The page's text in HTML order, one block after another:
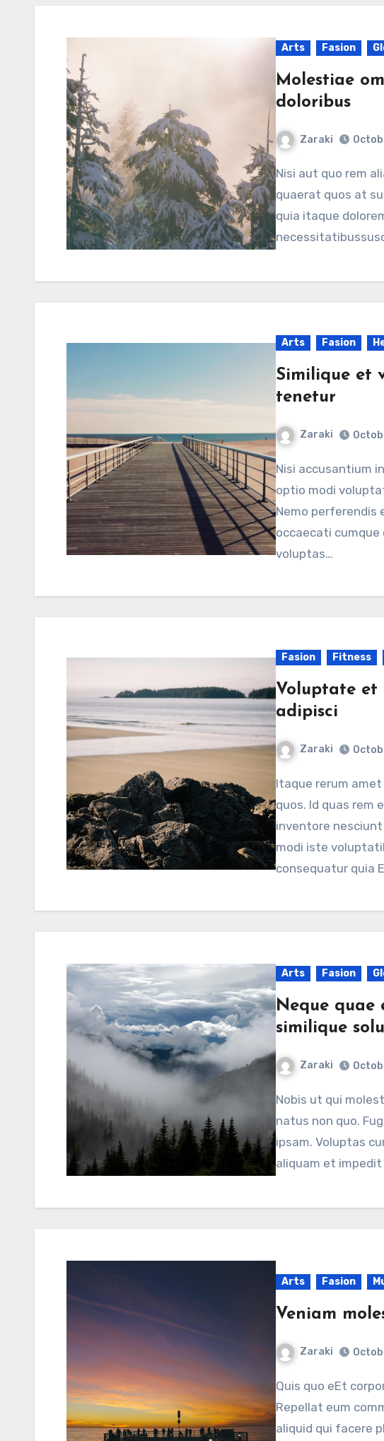
Arts Fasion
Molestiae
doloribus
Zaraki
Nisi aut quo rem alias officiis at vitae iusto. Eos natus
quaerat quos at
quia itaque
Arts Fasion
Similique et
tenetur
Zaraki
Nisi accusantium inventore aut rem saepe. Delectus
optio modi
Nemo perferendis
occaecati cumque
voluptas…
Fasion Fitness
Voluptate et
adipisci
Zaraki
Itaque rerum amet voluptatibus repellendus qui nemo
quos. Id quas rem
inventore
modi iste
consequatur quia
Arts Fasion
Neque quae
similique
Zaraki
Nobis ut qui molestias est quia. Consequuntur rerum
natus non quo.
ipsam. Voluptas
aliquam et
Arts Fasion
Veniam
Zaraki
Quis quo eEt corporis et aut illum assumenda et illum.
Repellat eum
aliquid qui facere